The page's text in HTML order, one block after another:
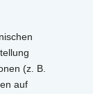
(z. B.
auf